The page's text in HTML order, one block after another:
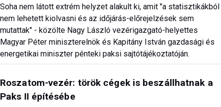
Soha nem látott extrém helyzet alakult ki, amit "a statisztikákból
nem lehetett kiolvasni és az időjárás-előrejelzések sem
mutattak" - közölte Nagy László vezérigazgató-helyettes
Magyar Péter miniszterelnök és Kapitány István gazdasági és
energetikai miniszter pénteki paksi sajtótájékoztatóján.
Roszatom-vezér: török cégek is beszállhatnak a
Paks II építésébe